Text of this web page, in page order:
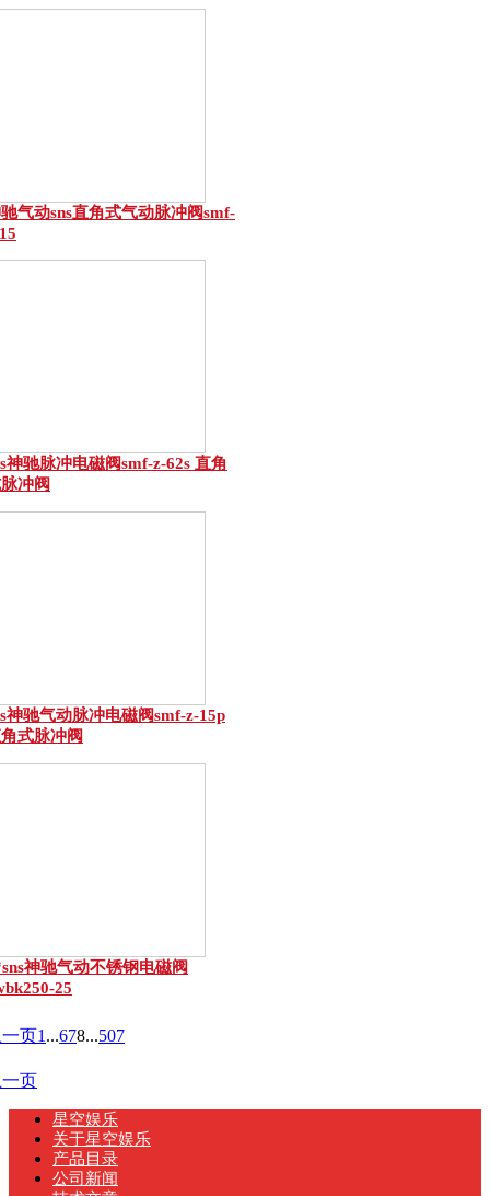
气动sns直角式气动脉冲阀smf-
神驰脉冲电磁阀smf-z-62s 直角
冲阀
神驰气动脉冲电磁阀smf-z-15p
式脉冲阀
神驰气动不锈钢电磁阀
25
页1 ...678...507
页
星空娱乐
关于星空娱乐
产品目录
公司新闻